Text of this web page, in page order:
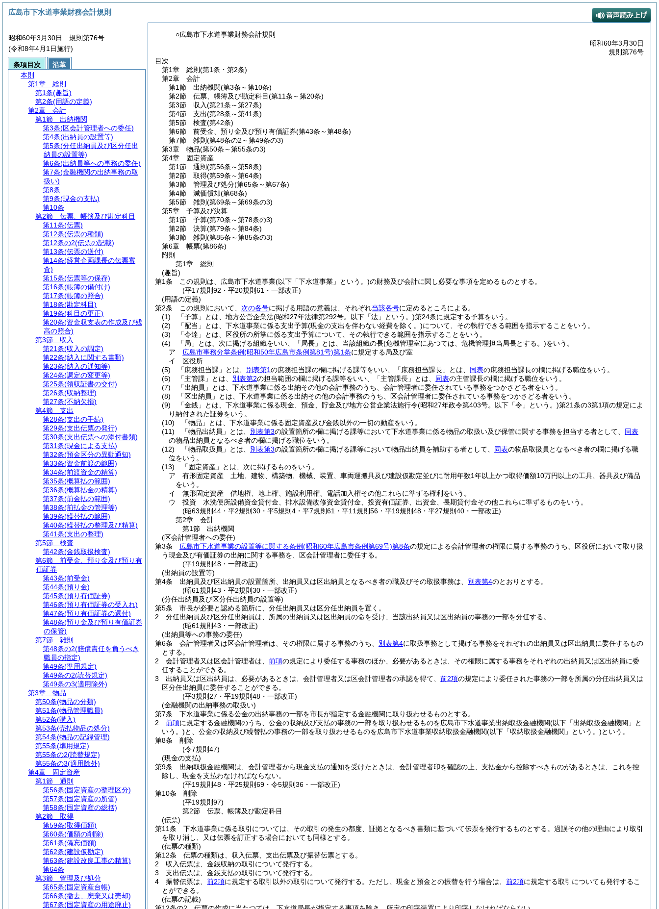
○広島市下水道事業財務会計規則
昭和60年3月30日
規則第76号
目次
第1章
総則 (第1条・第2条)
第2章
会計
第1節
出納機関(第3条～第10条)
第2節
伝票、帳簿及び勘定科目(第11条～第20条)
第3節
収入(第21条～第27条)
第4節
支出(第28条～第41条)
第5節
検査(第42条)
第6節
前受金、預り金及び預り有価証券(第43条～第48条)
第7節
雑則 (第48条の2～第49条の3)
第3章
物品(第50条～第55条の3)
第4章
固定資産
第1節
通則 (第56条～第58条)
第2節
取得(第59条～第64条)
第3節
管理及び処分(第65条～第67条)
第4節
減価償却(第68条)
第5節
雑則 (第69条～第69条の3)
第5章
予算及び決算
第1節
予算(第70条～第78条の3)
第2節
決算(第79条～第84条)
第3節
雑則 (第85条～第85条の3)
第6章
帳票(第86条)
附則
第1章
総則
(趣旨)
第1条
この規則は、広島市下水道事業(以下「下水道事業」という。)の財務及び会計に関し必要な事項を定めるものとする。
(平17規則92・平20規則61・一部改正)
(用語の定義)
第2条
この規則において、 次の各号に掲げる用語の意義は、それぞれ当該各号に定めるところによる。
(1)
「予算」とは、地方公営企業法(昭和27年法律第292号。以下「法」という。)第24条に規定する予算をいう。
(2)
「配当」とは、下水道事業に係る支出予算(現金の支出を伴わない経費を除く。)について、その執行できる範囲を指示することをいう。
(3)
「令達」とは、区役所の所掌に係る支出予算について、その執行できる範囲を指示することをいう。
(4)
「局」とは、次に掲げる組織をいい、「局長」とは、当該組織の長(危機管理室にあつては、危機管理担当局長とする。)をいう。
ア
広島市事務分掌条例(昭和50年広島市条例第81号)第1条に規定する局及び室
イ
区役所
(5)
「庶務担当課」とは、 別表第1の庶務担当課の欄に掲げる課等をいい、「庶務担当課長」とは、 同表の庶務担当課長の欄に掲げる職位をいう。
(6)
「主管課」とは、 別表第2の担当範囲の欄に掲げる課等をいい、「主管課長」とは、 同表の主管課長の欄に掲げる職位をいう。
(7)
「出納員」とは、下水道事業に係る出納その他の会計事務のうち、会計管理者に委任されている事務をつかさどる者をいう。
(8)
「区出納員」とは、下水道事業に係る出納その他の会計事務のうち、区会計管理者に委任されている事務をつかさどる者をいう。
(9)
「金銭」とは、下水道事業に係る現金、預金、貯金及び地方公営企業法施行令(昭和27年政令第403号。以下「令」という。)第21条の3第1項の規定によ
り納付された証券をいう。
(10)
「物品」とは、下水道事業に係る固定資産及び金銭以外の一切の動産をいう。
(11)
「物品出納員」とは、 別表第3の設置箇所の欄に掲げる課等において下水道事業に係る物品の取扱い及び保管に関する事務を担当する者として、 同表
の物品出納員となるべき者の欄に掲げる職位をいう。
(12)
「物品取扱員」とは、 別表第3の設置箇所の欄に掲げる課等において物品出納員を補助する者として、 同表の物品取扱員となるべき者の欄に掲げる職
位をいう。
(13)
「固定資産」とは、次に掲げるものをいう。
ア
有形固定資産 土地、建物、構築物、機械、装置、車両運搬具及び建設仮勘定並びに耐用年数1年以上かつ取得価額10万円以上の工具、器具及び備品
をいう。
イ
無形固定資産 借地権、地上権、施設利用権、電話加入権その他これらに準ずる権利をいう。
ウ
投資 水洗便所設備資金貸付金、排水設備改修資金貸付金、投資有価証券、出資金、長期貸付金その他これらに準ずるものをいう。
(昭63規則44・平2規則30・平5規則4・平7規則61・平11規則56・平19規則48・平27規則40・一部改正)
第2章
会計
第1節
出納機関
(区会計管理者への委任)
第3条
広島市下水道事業の設置等に関する条例(昭和60年広島市条例第69号)第8条の規定による会計管理者の権限に属する事務のうち、区役所において取り扱
う現金及び有価証券の出納に関する事務を、区会計管理者に委任する。
(平19規則48・一部改正)
(出納員の設置等)
第4条
出納員及び区出納員の設置箇所、出納員又は区出納員となるべき者の職及びその取扱事務は、 別表第4のとおりとする。
(昭61規則43・平2規則30・一部改正)
(分任出納員及び区分任出納員の設置等)
第5条
市長が必要と認める箇所に、分任出納員又は区分任出納員を置く。
2
分任出納員及び区分任出納員は、所属の出納員又は区出納員の命を受け、当該出納員又は区出納員の事務の一部を分任する。
(昭61規則43・一部改正)
(出納員等への事務の委任)
第6条
会計管理者又は区会計管理者は、その権限に属する事務のうち、 別表第4に取扱事務として掲げる事務をそれぞれの出納員又は区出納員に委任するもの
とする。
2
会計管理者又は区会計管理者は、 前項の規定により委任する事務のほか、必要があるときは、その権限に属する事務をそれぞれの出納員又は区出納員に委
任することができる。
3
出納員又は区出納員は、必要があるときは、会計管理者又は区会計管理者の承認を得て、 前2項の規定により委任された事務の一部を所属の分任出納員又は
区分任出納員に委任することができる。
(平3規則27・平19規則48・一部改正)
(金融機関の出納事務の取扱い)
第7条
下水道事業に係る公金の出納事務の一部を市長が指定する金融機関に取り扱わせるものとする。
2
前項に規定する金融機関のうち、公金の収納及び支払の事務の一部を取り扱わせるものを広島市下水道事業出納取扱金融機関(以下「出納取扱金融機関」と
いう。)と、公金の収納及び繰替払の事務の一部を取り扱わせるものを広島市下水道事業収納取扱金融機関(以下「収納取扱金融機関」という。)という。
第8条
削除
(令7規則47)
(現金の支払)
第9条
出納取扱金融機関は、会計管理者から現金支払の通知を受けたときは、会計管理者印を確認の上、支払金から控除すべきものがあるときは、これを控
除し、現金を支払わなければならない。
(平19規則48・平25規則69・令5規則36・一部改正)
第10条
削除
(平19規則97)
第2節
伝票、帳簿及び勘定科目
(伝票)
第11条
下水道事業に係る取引については、その取引の発生の都度、証拠となるべき書類に基づいて伝票を発行するものとする。 過誤その他の理由により取引
を取り消し、又は伝票を訂正する場合においても同様とする。
(伝票の種類)
第12条
伝票の種類は、収入伝票、支出伝票及び振替伝票とする。
2
収入伝票は、金銭収納の取引について発行する。
3
支出伝票は、金銭支払の取引について発行する。
4
振替伝票は、 前2項に規定する取引以外の取引について発行する。 ただし、現金と預金との振替を行う場合は、 前2項に規定する取引についても発行するこ
とができる。
(伝票の記載)
広島市下水道事業財務会計規則
昭和60年3月30日 規則第76号
(令和8年4月1日施行)
条項目次
沿革
本則
第1章
総則
第1条(趣旨)
第2条(用語の定義)
第2章
会計
第1節
出納機関
第3条(区会計管理者への委任)
第4条(出納員の設置等)
第5条(分任出納員及び区分任出
納員の設置等)
第6条(出納員等への事務の委任)
第7条(金融機関の出納事務の取
扱い)
第8条
第9条(現金の支払)
第10条
第2節
伝票、帳簿及び勘定科目
第11条(伝票)
第12条(伝票の種類)
第12条の2(伝票の記載)
第13条(伝票の送付)
第14条(経営企画課長の伝票審
査)
第15条(伝票等の保存)
第16条(帳簿の備付け)
第17条(帳簿の照合)
第18条(勘定科目)
第19条(科目の更正)
第20条(資金収支表の作成及び残
高の照合)
第3節
収入
第21条(収入の調定)
第22条(納入に関する書類)
第23条(納入の通知等)
第24条(調定の変更等)
第25条(領収証書の交付)
第26条(収納整理)
第27条(不納欠損)
第4節
支出
第28条(支出の手続)
第29条(支出伝票の発行)
第30条(支出伝票への添付書類)
第31条(現金による支払)
第32条(預金区分の異動通知)
第33条(資金前渡の範囲)
第34条(前渡資金の精算)
第35条(概算払の範囲)
第36条(概算払金の精算)
第37条(前金払の範囲)
第38条(前払金の管理等)
第39条(繰替払の範囲)
第40条(繰替払の整理及び精算)
第41条(支出の整理)
第5節
検査
第42条(金銭取扱検査)
第6節
前受金、預り金及び預り有
価証券
第43条(前受金)
第44条(預り金)
第45条(預り有価証券)
第46条(預り有価証券の受入れ)
第47条(預り有価証券の還付)
第48条(預り金及び預り有価証券
の保管)
第7節
雑則
第48条の2(賠償責任を負うべき
職員の指定)
第49条(準用規定)
第49条の2(読替規定)
第49条の3(適用除外)
第3章
物品
第50条(物品の分類)
第51条(物品管理職員)
第52条(購入)
第53条(売払物品の処分)
第54条(物品の記録管理)
第55条(準用規定)
第55条の2(読替規定)
第55条の3(適用除外)
第4章
固定資産
第1節
通則
第56条(固定資産の整理区分)
第57条(固定資産の所管)
第58条(固定資産の総括)
第2節
取得
第59条(取得価額)
第60条(価額の削除)
第61条(備忘価額)
第62条(建設仮勘定)
第63条(建設改良工事の精算)
第64条
第3節
管理及び処分
第65条(固定資産台帳)
第66条(撤去、廃棄又は売却)
第67条(固定資産の用途廃止)